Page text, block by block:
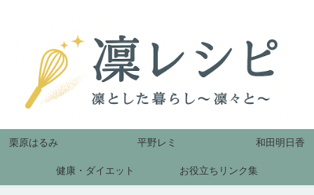
栗原はるみ 平野レミ 和田明日香
健康・ダイエット お役立ちリンク集